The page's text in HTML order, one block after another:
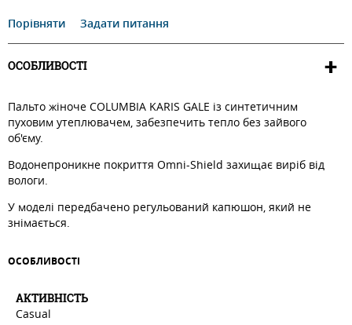
Порівняти Задати питання
ОСОБЛИВОСТІ
Пальто жіноче COLUMBIA KARIS GALE із синтетичним
пуховим утеплювачем, забезпечить тепло без зайвого
об'єму.
Водонепроникне покриття Omni-Shield захищає виріб від
вологи.
У моделі передбачено регульований капюшон, який не
знімається.
ОСОБЛИВОСТI
АКТИВНIСТЬ
Casual